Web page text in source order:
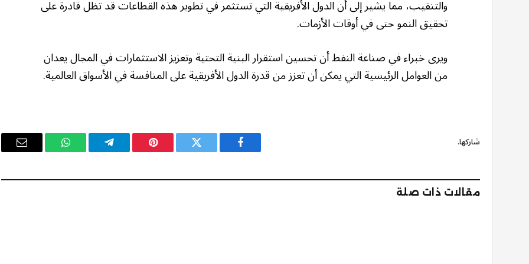
والتنقيب، مما يشير إلى أن الدول الأفريقية التي تستثمر في تطوير هذه القطاعات قد تظل قادرة على
تحقيق النمو حتى في أوقات الأزمات.
ويرى خبراء في صناعة النفط أن تحسين استقرار البنية التحتية وتعزيز الاستثمارات في المجال يعدان
من العوامل الرئيسية التي يمكن أن تعزز من قدرة الدول الأفريقية على المنافسة في الأسواق العالمية.
شاركها.
فيسبوك تويتر بينتيريستتيلقرام واتساب
البريد
مقالات ذات صلة